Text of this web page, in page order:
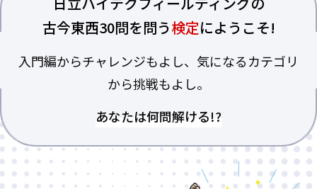
古今東西30問を問う検定にようこそ!
入門編からチャレンジもよし、気になるカテゴリ
から挑戦もよし。
あなたは何問解ける!?